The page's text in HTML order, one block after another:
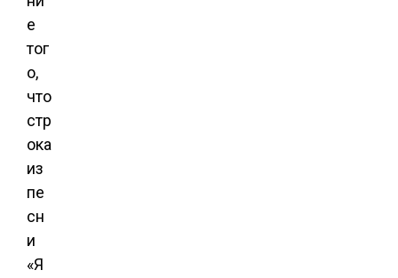
е
тог
о,
что
стр
ока
из
пе
сн
и
«Я